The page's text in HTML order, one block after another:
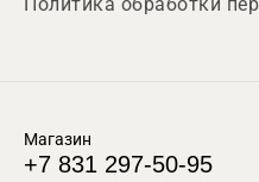
Политика обработки
Магазин
+7 831 297-50-95